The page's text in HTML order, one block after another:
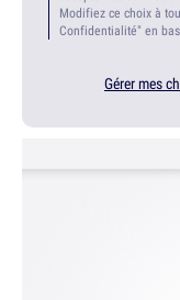
Modifiez ce choix à
Confidentialité" en
Gérer mes